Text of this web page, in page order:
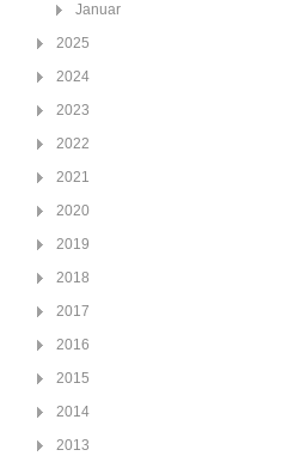
Januar
2025
2024
2023
2022
2021
2020
2019
2018
2017
2016
2015
2014
2013